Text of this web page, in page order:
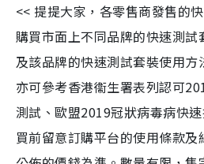
<< 提提大家，各零售商發售的
購買市面上不同品牌的快速測試
及該品牌的快速測試套裝使用方
亦可參考香港衞生署表列認可
測試、歐盟2019冠狀病毒病快
買前留意訂購平台的使用條款